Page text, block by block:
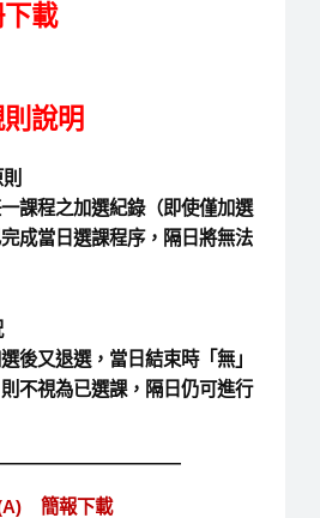
載
說明
課程之加選紀錄（即使僅加選
成當日選課程序，隔日將無法
後又退選，當日結束時「無」
不視為已選課，隔日仍可進行
簡報下載